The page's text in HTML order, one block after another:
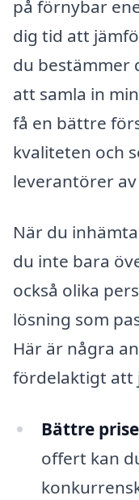
på förnybar
dig tid att
du bestämmer
att samla in
få en bättre
kvaliteten och
leverantörer
När du
du inte bara
också olika
lösning som
Här är några
fördelaktigt att
Bättre
offert kan